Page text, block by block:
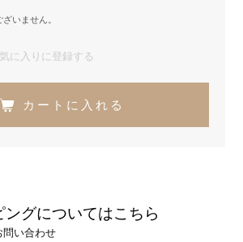
いません。
に入りに登録する
カートに入れる
グについてはこちら
問い合わせ